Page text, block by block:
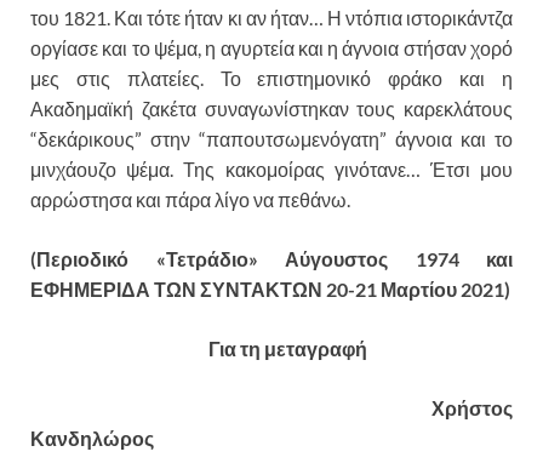
του 1821. Και τότε ήταν κι αν ήταν… Η ντόπια ιστορικάντζα
οργίασε και το ψέμα, η αγυρτεία και η άγνοια στήσαν χορό
μες στις πλατείες. Το επιστημονικό φράκο και η
Ακαδημαϊκή ζακέτα συναγωνίστηκαν τους καρεκλάτους
“δεκάρικους” στην “παπουτσωμενόγατη” άγνοια και το
μινχάουζο ψέμα. Της κακομοίρας γινότανε… Έτσι μου
αρρώστησα και πάρα λίγο να πεθάνω.
(Περιοδικό «Τετράδιο» Αύγουστος 1974 και
ΕΦΗΜΕΡΙΔΑ ΤΩΝ ΣΥΝΤΑΚΤΩΝ 20-21 Μαρτίου 2021)
Για τη μεταγραφή
Χρήστος
Κανδηλώρος